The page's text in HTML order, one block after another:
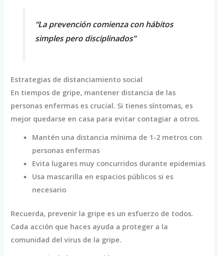
“La prevención comienza con hábitos
simples pero disciplinados”
Estrategias de distanciamiento social
En tiempos de gripe, mantener distancia de las
personas enfermas es crucial. Si tienes síntomas, es
mejor quedarse en casa para evitar contagiar a otros.
Mantén una distancia mínima de 1-2 metros con
personas enfermas
Evita lugares muy concurridos durante epidemias
Usa mascarilla en espacios públicos si es
necesario
Recuerda, prevenir la gripe es un esfuerzo de todos.
Cada acción que haces ayuda a proteger a la
comunidad del virus de la gripe.